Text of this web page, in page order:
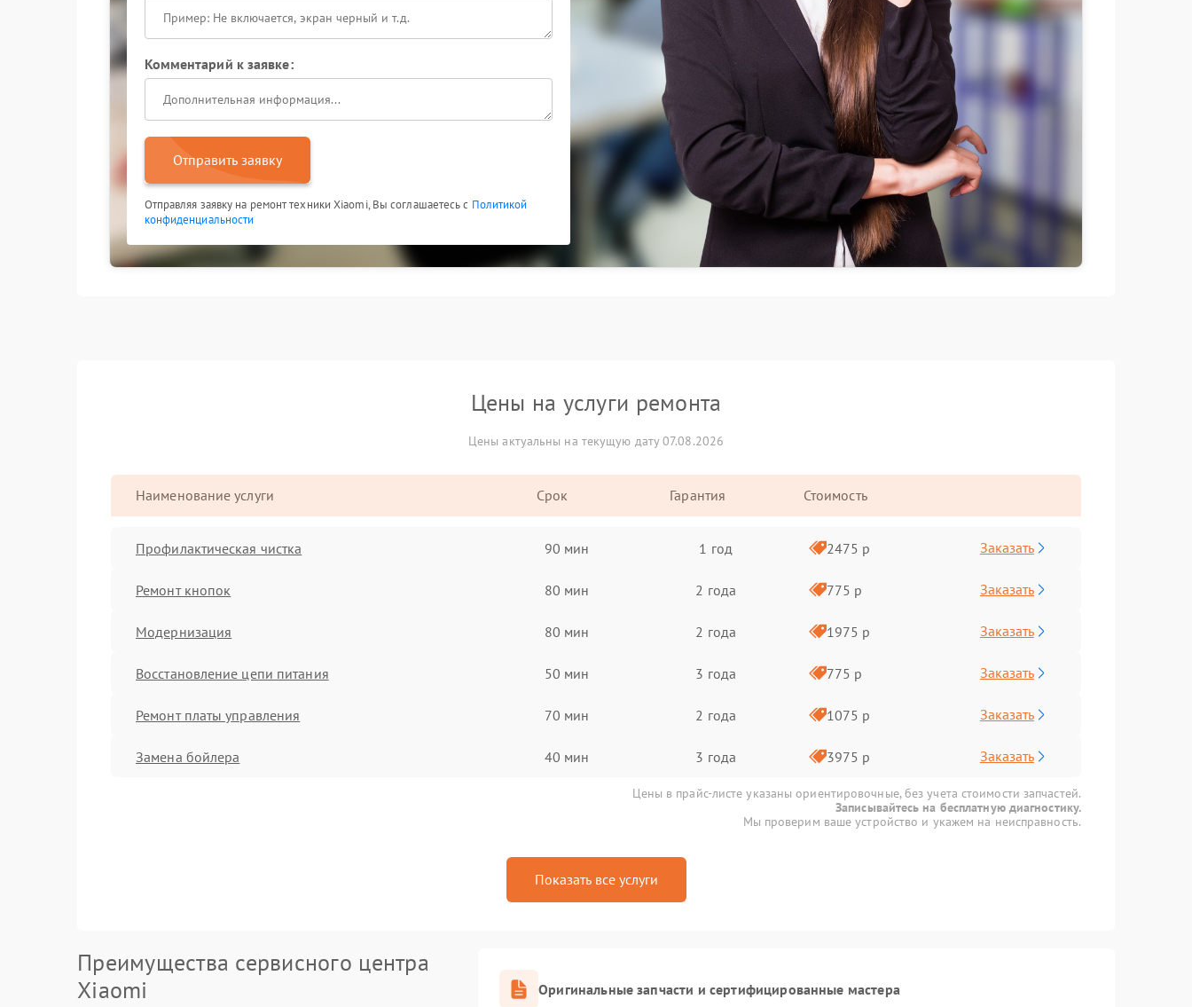
Комментарий к заявке:
Отправить заявку
Отправляя заявку на ремонт техники Xiaomi, Вы соглашаетесь с Политикой
конфиденциальности
Цены на услуги ремонта
Цены актуальны на текущую дату 07.08.2026
Наименование услуги Срок Гарантия Стоимость
Профилактическая чистка 90 мин 1 год 2475 р Заказать
Ремонт кнопок 80 мин 2 года 775 р Заказать
Модернизация 80 мин 2 года 1975 р Заказать
Восстановление цепи питания 50 мин 3 года 775 р Заказать
Ремонт платы управления 70 мин 2 года 1075 р Заказать
Замена бойлера 40 мин 3 года 3975 р Заказать
Цены в прайс-листе указаны ориентировочные, без учета стоимости запчастей.
Записывайтесь на бесплатную диагностику.
Мы проверим ваше устройство и укажем на неисправность.
Показать все услуги
Преимущества сервисного центра
Xiaomi
Оригинальные запчасти и сертифицированные мастера